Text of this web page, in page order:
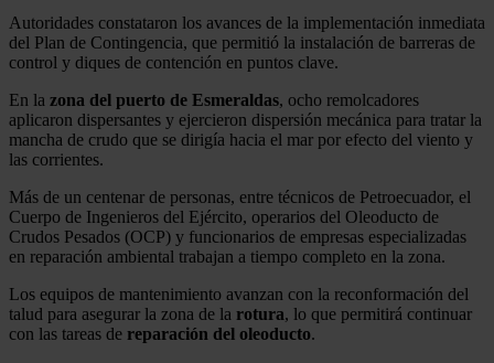
Autoridades constataron los avances de la implementación inmediata
del Plan de Contingencia, que permitió la instalación de barreras de
control y diques de contención en puntos clave.
En la zona del puerto de Esmeraldas, ocho remolcadores
aplicaron dispersantes y ejercieron dispersión mecánica para tratar la
mancha de crudo que se dirigía hacia el mar por efecto del viento y
las corrientes.
Más de un centenar de personas, entre técnicos de Petroecuador, el
Cuerpo de Ingenieros del Ejército, operarios del Oleoducto de
Crudos Pesados (OCP) y funcionarios de empresas especializadas
en reparación ambiental trabajan a tiempo completo en la zona.
Los equipos de mantenimiento avanzan con la reconformación del
talud para asegurar la zona de la rotura, lo que permitirá continuar
con las tareas de reparación del oleoducto.